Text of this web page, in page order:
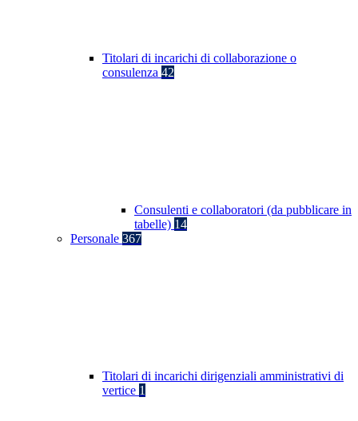
Titolari di incarichi di collaborazione o
consulenza 42
Consulenti e collaboratori (da pubblicare in
tabelle) 14
Personale 367
Titolari di incarichi dirigenziali amministrativi di
vertice 1